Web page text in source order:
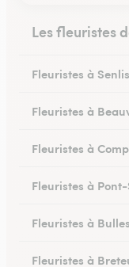
Les fleuristes
Fleuristes à Senlis
Fleuristes à
Fleuristes à
Fleuristes à
Fleuristes à Bulles
Fleuristes à